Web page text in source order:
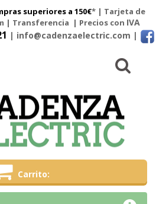
superiores a 150€* | Tarjeta de
| Transferencia | Precios con IVA
| info@cadenzaelectric.com |
Carrito